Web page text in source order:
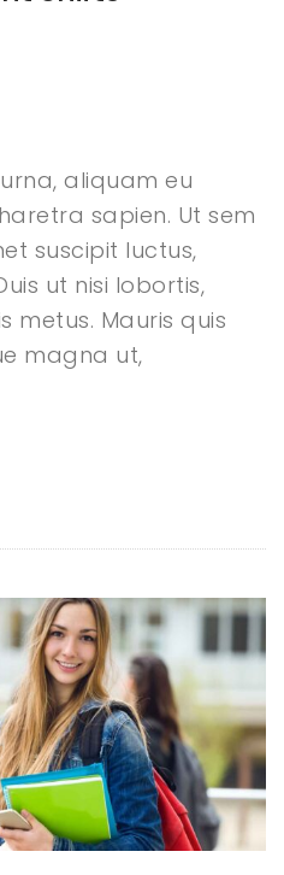
aliquam eu
sapien. Ut sem
suscipit luctus,
ut nisi lobortis,
metus. Mauris quis
magna ut,